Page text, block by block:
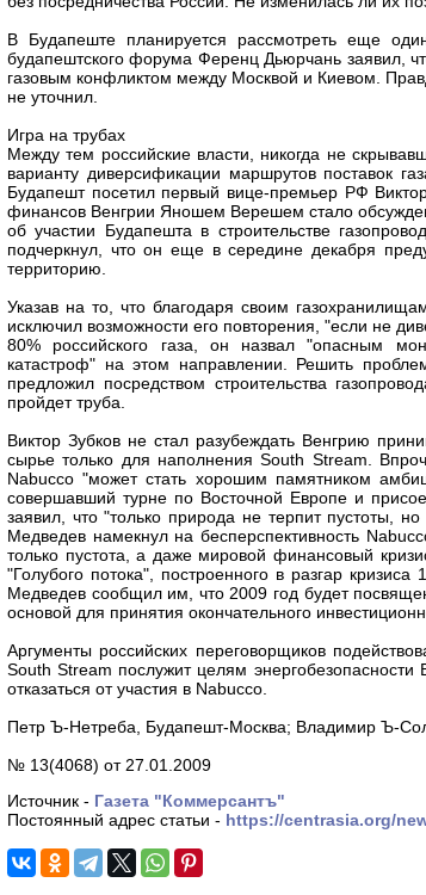
В Будапеште планируется рассмотреть еще
будапештского форума Ференц Дьюрчань заявил,
газовым конфликтом между Москвой и Киевом.
не уточнил.
Игра на трубах
Между тем российские власти, никогда не
варианту диверсификации маршрутов поставок
Будапешт посетил первый вице-премьер РФ
финансов Венгрии Яношем Верешем стало
об участии Будапешта в строительстве
подчеркнул, что он еще в середине декабря
территорию.
Указав на то, что благодаря своим
исключил возможности его повторения, "если не
80% российского газа, он назвал "опасным
катастроф" на этом направлении. Решить
предложил посредством строительства
пройдет труба.
Виктор Зубков не стал разубеждать Венгрию
сырье только для наполнения South Stream.
Nabucco "может стать хорошим памятником
совершавший турне по Восточной Европе и
заявил, что "только природа не терпит пустоты,
Медведев намекнул на бесперспективность
только пустота, а даже мировой финансовый
"Голубого потока", построенного в разгар
Медведев сообщил им, что 2009 год будет
основой для принятия окончательного
Аргументы российских переговорщиков
South Stream послужит целям
отказаться от участия в Nabucco.
Петр Ъ-Нетреба, Будапешт-Москва; Владимир Ъ-
№ 13(4068) от 27.01.2009
Источник - Газета "Коммерсантъ"
Постоянный адрес статьи - https://centrasia.org/